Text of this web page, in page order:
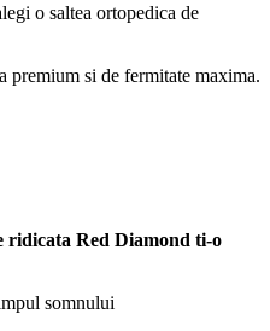
o saltea ortopedica de
premium si de fermitate maxima.
ridicata Red Diamond ti-o
somnului